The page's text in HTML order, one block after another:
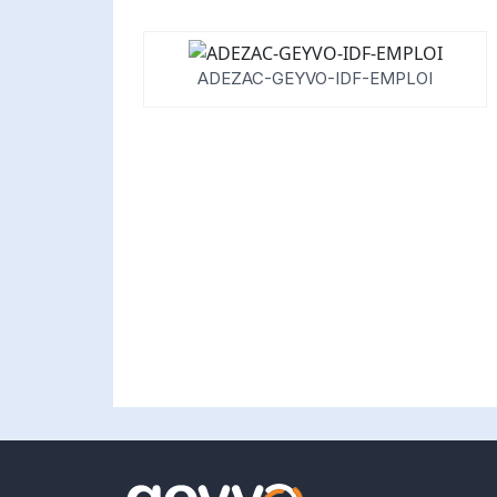
ADEZAC-GEYVO-IDF-EMPLOI